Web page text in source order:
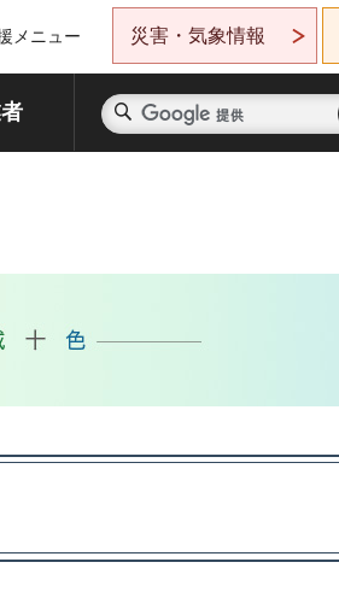
メニュー 災害・気象情報